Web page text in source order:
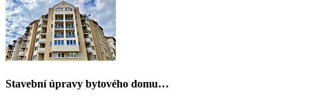
Stavební úpravy bytového domu…